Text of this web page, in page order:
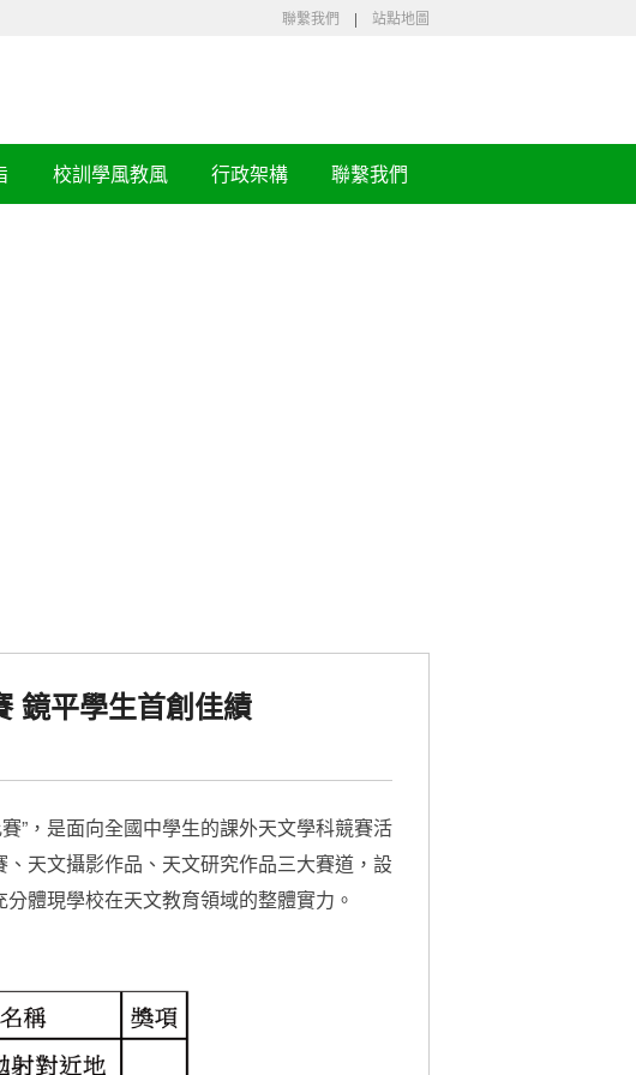
聯繫我們 | 站點地圖
校訓學風教風 行政架構 聯繫我們
鏡平學生首創佳績
”，是面向全國中學生的課外天文學科競賽活
天文攝影作品、天文研究作品三大賽道，設
體現學校在天文教育領域的整體實力。